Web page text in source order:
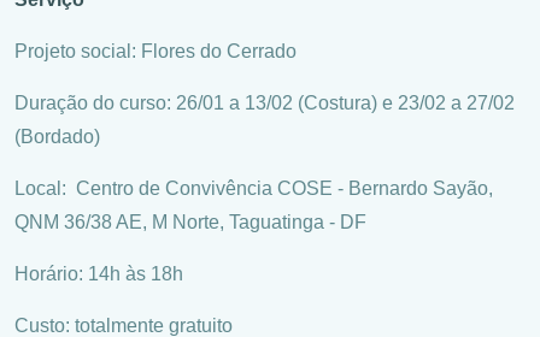
Projeto social: Flores do Cerrado
Duração do curso: 26/01 a 13/02 (Costura) e 23/02 a 27/02
(Bordado)
Local: Centro de Convivência COSE - Bernardo Sayão,
QNM 36/38 AE, M Norte, Taguatinga - DF
Horário: 14h às 18h
Custo: totalmente gratuito